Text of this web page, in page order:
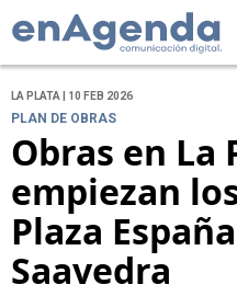
LA PLATA | 10 FEB 2026
PLAN DE OBRAS
Obras en La
empiezan
Plaza
Saavedra